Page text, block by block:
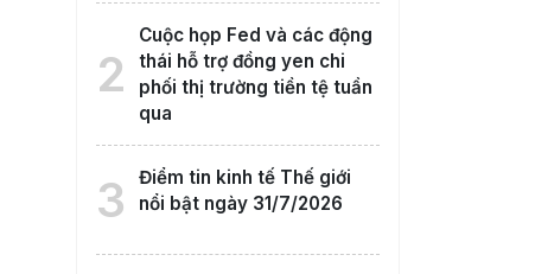
2
Cuộc họp Fed và các động
thái hỗ trợ đồng yen chi
phối thị trường tiền tệ tuần
qua
3
Điểm tin kinh tế Thế giới
nổi bật ngày 31/7/2026